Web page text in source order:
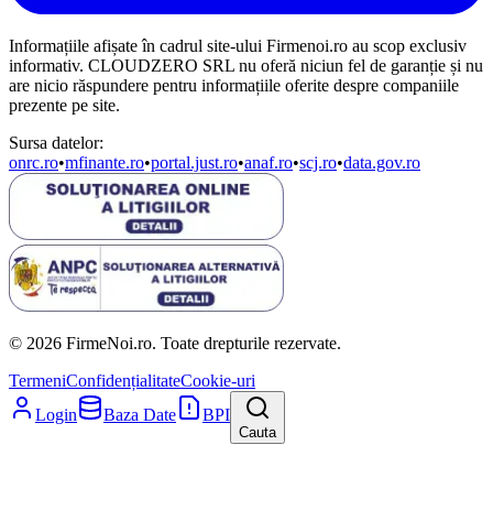
Informațiile afișate în cadrul site-ului Firmenoi.ro au scop exclusiv
informativ. CLOUDZERO SRL nu oferă niciun fel de garanție și nu
are nicio răspundere pentru informațiile oferite despre companiile
prezente pe site.
Sursa datelor:
onrc.ro•mfinante.ro•portal.just.ro•anaf.ro•scj.ro•data.gov.ro
© 2026 FirmeNoi.ro. Toate drepturile rezervate.
TermeniConfidențialitateCookie-uri
Login
Baza Date BPI
Cauta